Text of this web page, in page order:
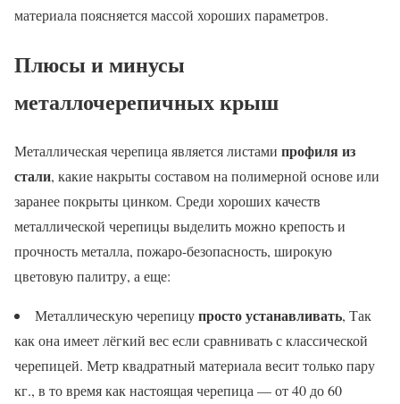
материала поясняется массой хороших параметров.
Плюсы и минусы
металлочерепичных крыш
Металлическая черепица является листами профиля из
стали, какие накрыты составом на полимерной основе или
заранее покрыты цинком. Среди хороших качеств
металлической черепицы выделить можно крепость и
прочность металла, пожаро-безопасность, широкую
цветовую палитру, а еще:
Металлическую черепицупросто устанавливать, Так
как она имеет лёгкий вес если сравнивать с классической
черепицей. Метр квадратный материала весит только пару
кг., в то время как настоящая черепица — от 40 до 60